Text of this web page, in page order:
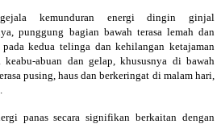
kemunduran energi dingin ginjal
punggung bagian bawah terasa lemah dan
kedua telinga dan kehilangan ketajaman
keabu-abuan dan gelap, khususnya di bawah
pusing, haus dan berkeringat di malam hari,
panas secara signifikan berkaitan dengan